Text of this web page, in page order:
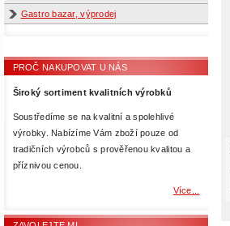
Gastro bazar, výprodej
PROČ NAKUPOVAT U NÁS
Široký sortiment kvalitních výrobků
Soustředíme se na kvalitní a spolehlivé
výrobky. Nabízíme Vám zboží pouze od
tradičních výrobců s prověřenou kvalitou a
příznivou cenou.
Více...